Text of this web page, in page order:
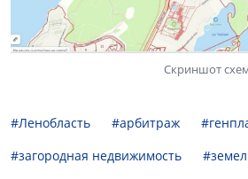
Скриншот
#Ленобласть #арбитраж
#загородная недвижимость